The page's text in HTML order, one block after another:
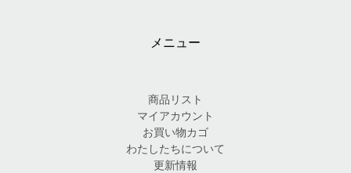
メニュー
商品リスト
マイアカウント
お買い物カゴ
わたしたちについて
更新情報